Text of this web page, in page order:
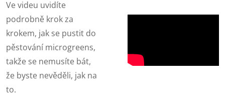
Ve videu uvidíte
podrobně krok za
krokem, jak se pustit do
pěstování microgreens,
takže se nemusíte bát,
že byste nevěděli, jak na
to.